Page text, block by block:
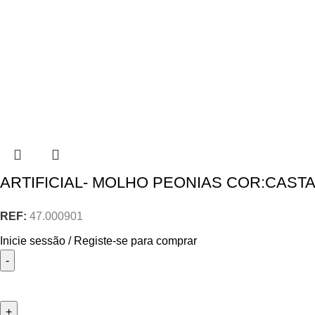
ARTIFICIAL- MOLHO PEONIAS
REF: 47.000901
Inicie sessão / Registe-se para comprar